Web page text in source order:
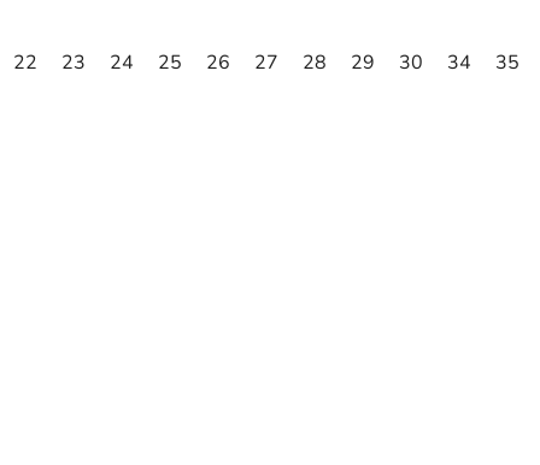
22 23 24 25 26 27 28 29 30 34 35